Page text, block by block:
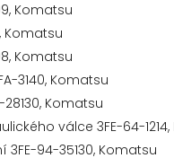
Komatsu
Komatsu
Komatsu
3140, Komatsu
Komatsu
válce 3FE-64-
94-35130, Komatsu